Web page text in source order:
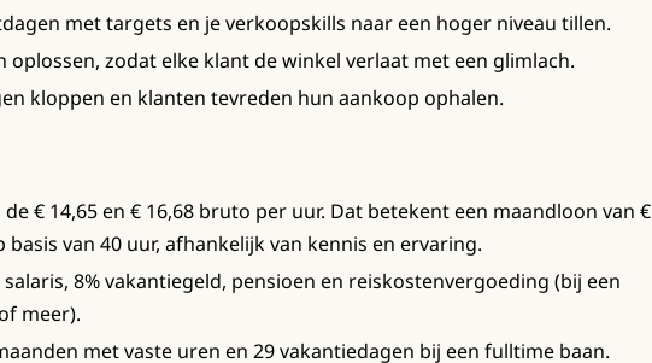
met targets en je verkoopskills naar een hoger niveau tillen.
oplossen, zodat elke klant de winkel verlaat met een glimlach.
kloppen en klanten tevreden hun aankoop ophalen.
€ 14,65 en € 16,68 bruto per uur. Dat betekent een maandloon van €
basis van 40 uur, afhankelijk van kennis en ervaring.
8% vakantiegeld, pensioen en reiskostenvergoeding (bij een
meer).
met vaste uren en 29 vakantiedagen bij een fulltime baan.